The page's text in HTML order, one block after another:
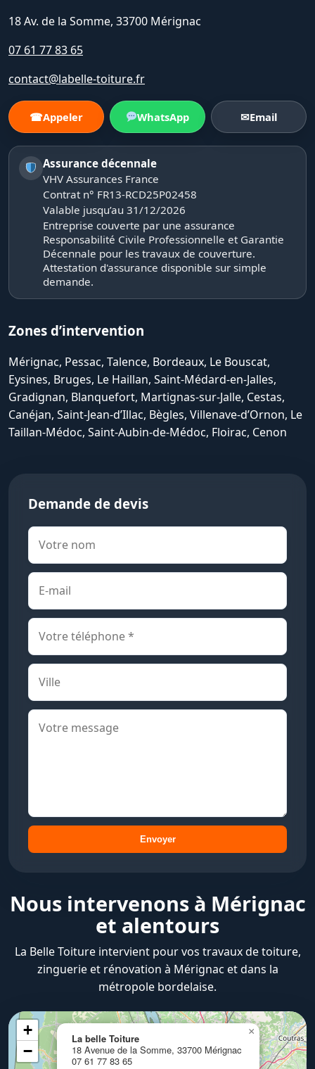
18 Av. de la Somme, 33700 Mérignac
07 61 77 83 65
contact@labelle-toiture.fr
☎Appeler WhatsApp ✉Email
Assurance décennale
VHV Assurances France
Contrat n° FR13-RCD25P02458
Valable jusqu’au 31/12/2026
Entreprise couverte par une assurance
Responsabilité Civile Professionnelle et Garantie
Décennale pour les travaux de couverture.
Attestation d'assurance disponible sur simple
demande.
Zones d’intervention
Mérignac, Pessac, Talence, Bordeaux, Le Bouscat,
Eysines, Bruges, Le Haillan, Saint-Médard-en-Jalles,
Gradignan, Blanquefort, Martignas-sur-Jalle, Cestas,
Canéjan, Saint-Jean-d’Illac, Bègles, Villenave-d’Ornon, Le
Taillan-Médoc, Saint-Aubin-de-Médoc, Floirac, Cenon
Demande de devis
Envoyer
Nous intervenons à Mérignac
et alentours
La Belle Toiture intervient pour vos travaux de toiture,
zinguerie et rénovation à Mérignac et dans la
métropole bordelaise.
La belle Toiture
18 Avenue de la Somme, 33700 Mérignac
07 61 77 83 65
×
+
−